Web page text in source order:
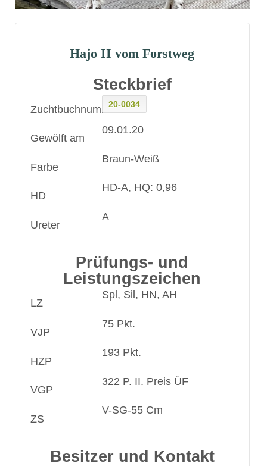
Hajo II vom Forstweg
Steckbrief
Zuchtbuchnummer20-0034
Gewölft am
09.01.20
Farbe
Braun-Weiß
HD
HD-A, HQ: 0,96
Ureter
A
Prüfungs- und
Leistungszeichen
LZ
Spl, Sil, HN, AH
VJP
75 Pkt.
HZP
193 Pkt.
VGP
322 P. II. Preis ÜF
ZS
V-SG-55 Cm
Besitzer und Kontakt